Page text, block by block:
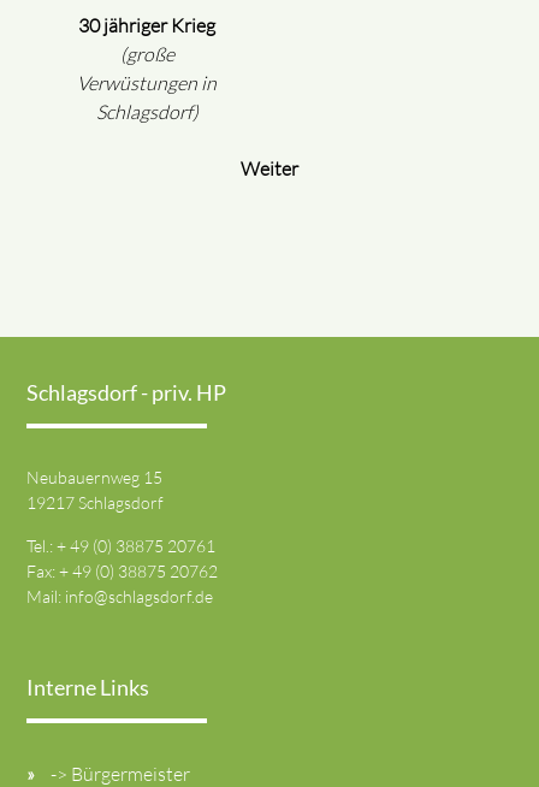
30 jähriger Krieg
(große
Verwüstungen in
Schlagsdorf)
Weiter
Schlagsdorf - priv. HP
Neubauernweg 15
19217 Schlagsdorf
Tel.: + 49 (0) 38875 20761
Fax: + 49 (0) 38875 20762
Mail: info@schlagsdorf.de
Interne Links
-> Bürgermeister